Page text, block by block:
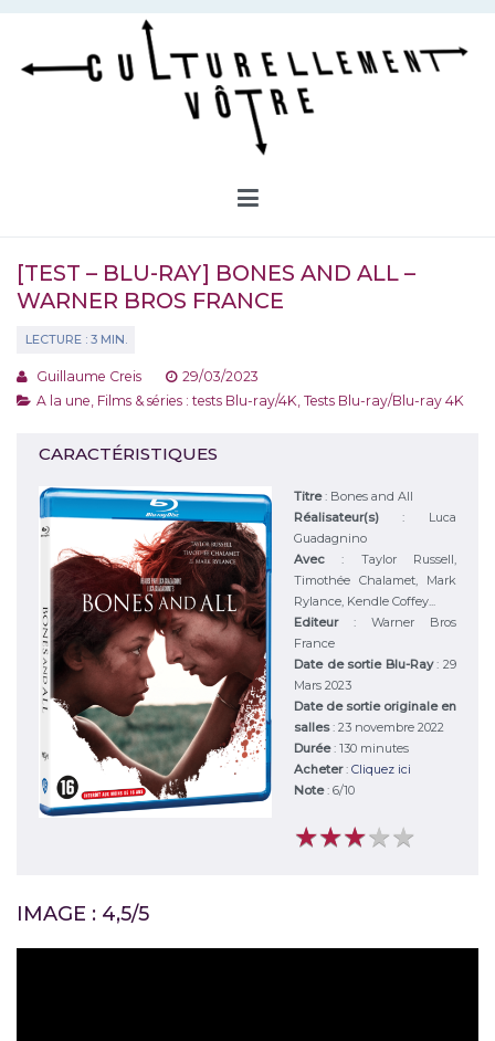
Aller
contenu
[TEST – BLU-RAY] BONES AND ALL –
WARNER BROS FRANCE
Guillaume Creis
29/03/2023
A la une Films & séries : tests Blu-ray/4K Tests Blu-ray/Blu-ray 4K
CARACTÉRISTIQUES
Titre: Bones and All
Réalisateur(s): Luca
Guadagnino
Avec: Taylor Russell,
Timothée Chalamet, Mark
Rylance, Kendle Coffey...
Editeur : Warner Bros
France
Date de sortie Blu-Ray: 29
Mars 2023
Date de sortie originale en
salles: 23 novembre 2022
Durée: 130 minutes
Acheter: Cliquez ici
Note: 6/10
★★★★★
★★★★★
IMAGE : 4,5/5